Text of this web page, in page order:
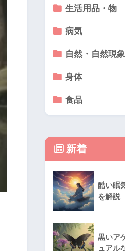
生活用品・物
病気
自然・自然現象
身体
食品
新着
酷い眠
を解説
黒いア
ュアル